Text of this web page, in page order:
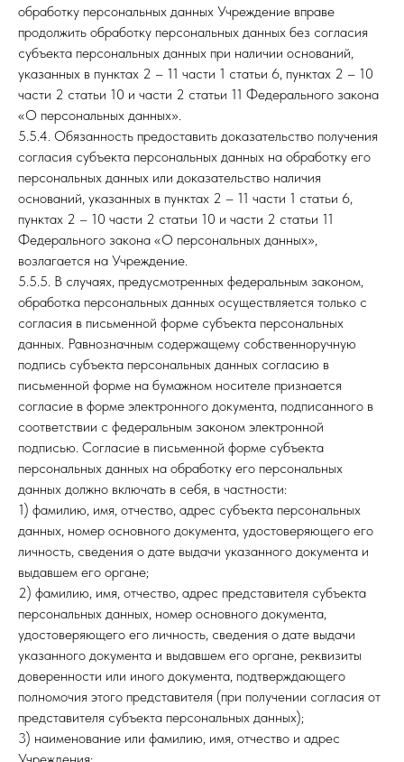
обработку персональных данных Учреждение вправе
продолжить обработку персональных данных без согласия
субъекта персональных данных при наличии оснований,
указанных в пунктах 2 – 11 части 1 статьи 6, пунктах 2 – 10
части 2 статьи 10 и части 2 статьи 11 Федерального закона
«О персональных данных».
5.5.4. Обязанность предоставить доказательство получения
согласия субъекта персональных данных на обработку его
персональных данных или доказательство наличия
оснований, указанных в пунктах 2 – 11 части 1 статьи 6,
пунктах 2 – 10 части 2 статьи 10 и части 2 статьи 11
Федерального закона «О персональных данных»,
возлагается на Учреждение.
5.5.5. В случаях, предусмотренных федеральным законом,
обработка персональных данных осуществляется только с
согласия в письменной форме субъекта персональных
данных. Равнозначным содержащему собственноручную
подпись субъекта персональных данных согласию в
письменной форме на бумажном носителе признается
согласие в форме электронного документа, подписанного в
соответствии с федеральным законом электронной
подписью. Согласие в письменной форме субъекта
персональных данных на обработку его персональных
данных должно включать в себя, в частности:
1) фамилию, имя, отчество, адрес субъекта персональных
данных, номер основного документа, удостоверяющего его
личность, сведения о дате выдачи указанного документа и
выдавшем его органе;
2) фамилию, имя, отчество, адрес представителя субъекта
персональных данных, номер основного документа,
удостоверяющего его личность, сведения о дате выдачи
указанного документа и выдавшем его органе, реквизиты
доверенности или иного документа, подтверждающего
полномочия этого представителя (при получении согласия от
представителя субъекта персональных данных);
3) наименование или фамилию, имя, отчество и адрес